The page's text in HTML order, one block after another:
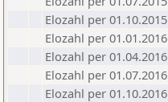
Elozahl per 01.10.2015
Elozahl per 01.01.2016
Elozahl per 01.04.2016
Elozahl per 01.07.2016
Elozahl per 01.10.2016